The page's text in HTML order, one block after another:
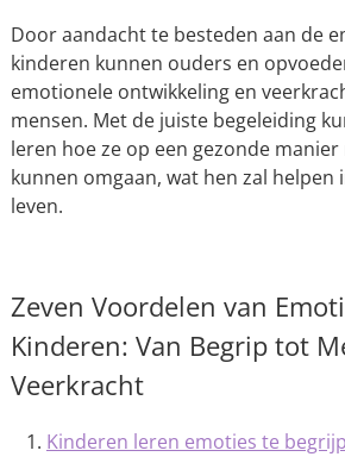
Door aandacht te besteden aan de
kinderen kunnen ouders en
emotionele ontwikkeling en
mensen. Met de juiste begeleiding
leren hoe ze op een gezonde
kunnen omgaan, wat hen zal helpen
leven.
Zeven Voordelen van
Kinderen: Van Begrip tot
Veerkracht
Kinderen leren emoties te